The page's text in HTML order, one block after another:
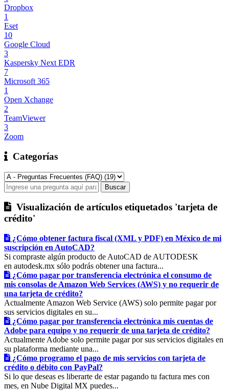
Dropbox
1
Eset
10
Google Cloud
3
Kaspersky Next EDR
7
Microsoft 365
1
Open Xchange
2
TeamViewer
3
Zoom
Categorías
Visualización de artículos etiquetados 'tarjeta de
crédito'
¿Cómo obtener factura fiscal (XML y PDF) en México de mi
suscripción en AutoCAD?
Si compraste algún producto de AutoCAD de AUTODESK
en autodesk.mx sólo podrás obtener una factura...
¿Cómo pagar por transferencia electrónica el consumo de
mis consolas de Amazon Web Services (AWS) y no requerir de
una tarjeta de crédito?
Actualmente Amazon Web Service (AWS) solo permite pagar por
sus servicios digitales en su...
¿Cómo pagar por transferencia electrónica mis cuentas de
Adobe para equipo y no requerir de una tarjeta de crédito?
Actualmente Adobe solo permite pagar por sus servicios digitales en
su plataforma mediante una...
¿Cómo programo el pago de mis servicios con tarjeta de
crédito o débito con PayPal?
Si lo que deseas es liberarte de estar pagando tu factura mes con
mes, en Nube Digital MX puedes...